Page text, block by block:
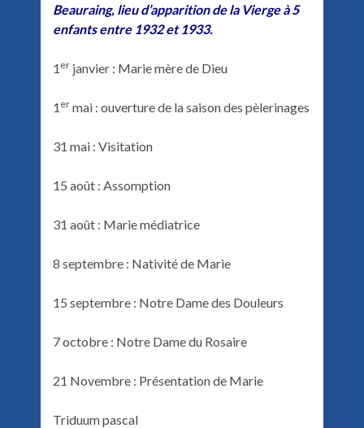
Beauraing, lieu d’apparition de la Vierge à 5
enfants entre 1932 et 1933.
1 er janvier : Marie mère de Dieu
1 er mai : ouverture de la saison des pèlerinages
31 mai : Visitation
15 août : Assomption
31 août : Marie médiatrice
8 septembre : Nativité de Marie
15 septembre : Notre Dame des Douleurs
7 octobre : Notre Dame du Rosaire
21 Novembre : Présentation de Marie
Triduum pascal